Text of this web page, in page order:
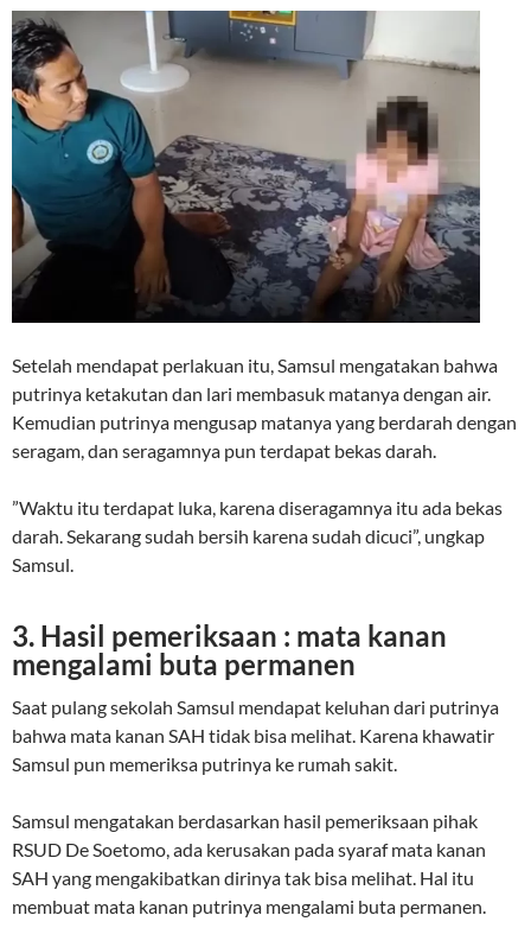
Setelah mendapat perlakuan itu, Samsul mengatakan bahwa
putrinya ketakutan dan lari membasuk matanya dengan air.
Kemudian putrinya mengusap matanya yang berdarah dengan
seragam, dan seragamnya pun terdapat bekas darah.
”Waktu itu terdapat luka, karena diseragamnya itu ada bekas
darah. Sekarang sudah bersih karena sudah dicuci”, ungkap
Samsul.
3. Hasil pemeriksaan : mata kanan
mengalami buta permanen
Saat pulang sekolah Samsul mendapat keluhan dari putrinya
bahwa mata kanan SAH tidak bisa melihat. Karena khawatir
Samsul pun memeriksa putrinya ke rumah sakit.
Samsul mengatakan berdasarkan hasil pemeriksaan pihak
RSUD De Soetomo, ada kerusakan pada syaraf mata kanan
SAH yang mengakibatkan dirinya tak bisa melihat. Hal itu
membuat mata kanan putrinya mengalami buta permanen.